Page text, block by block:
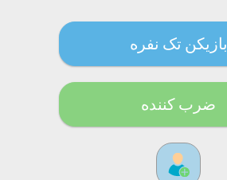
بازیکن تک نفره
ضرب کننده